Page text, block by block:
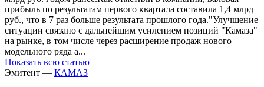
прибыль по результатам первого квартала составила 1,4 млрд
руб., что в 7 раз больше результата прошлого года."Улучшение
ситуации связано с дальнейшим усилением позиций "Камаза"
на рынке, в том числе через расширение продаж нового
модельного ряда а...
Показать всю статью
Эмитент — КАМАЗ